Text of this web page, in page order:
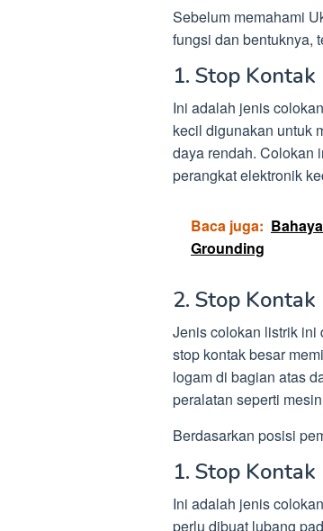
Sebelum memahami
fungsi dan bentuknya,
1. Stop Kontak
Ini adalah jenis
kecil digunakan untuk
daya rendah. Colokan
perangkat elektronik
Baca juga:
Grounding
2. Stop Kontak
Jenis colokan listrik ini
stop kontak besar
logam di bagian atas
peralatan seperti
Berdasarkan posisi
1. Stop
Ini adalah jenis
perlu dibuat lubang